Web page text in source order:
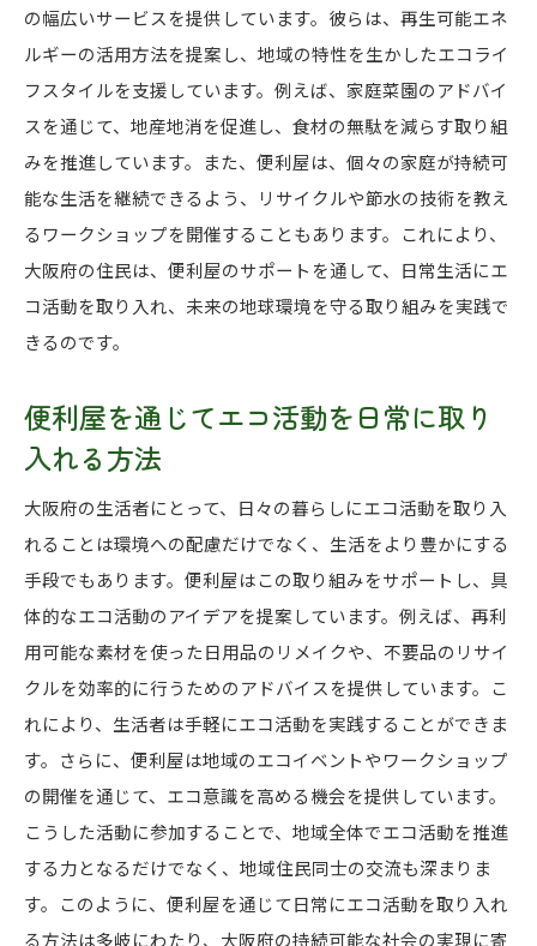
の幅広いサービスを提供しています。彼らは、再生可能エネ
ルギーの活用方法を提案し、地域の特性を生かしたエコライ
フスタイルを支援しています。例えば、家庭菜園のアドバイ
スを通じて、地産地消を促進し、食材の無駄を減らす取り組
みを推進しています。また、便利屋は、個々の家庭が持続可
能な生活を継続できるよう、リサイクルや節水の技術を教え
るワークショップを開催することもあります。これにより、
大阪府の住民は、便利屋のサポートを通して、日常生活にエ
コ活動を取り入れ、未来の地球環境を守る取り組みを実践で
きるのです。
便利屋を通じてエコ活動を日常に取り
入れる方法
大阪府の生活者にとって、日々の暮らしにエコ活動を取り入
れることは環境への配慮だけでなく、生活をより豊かにする
手段でもあります。便利屋はこの取り組みをサポートし、具
体的なエコ活動のアイデアを提案しています。例えば、再利
用可能な素材を使った日用品のリメイクや、不要品のリサイ
クルを効率的に行うためのアドバイスを提供しています。こ
れにより、生活者は手軽にエコ活動を実践することができま
す。さらに、便利屋は地域のエコイベントやワークショップ
の開催を通じて、エコ意識を高める機会を提供しています。
こうした活動に参加することで、地域全体でエコ活動を推進
する力となるだけでなく、地域住民同士の交流も深まりま
す。このように、便利屋を通じて日常にエコ活動を取り入れ
る方法は多岐にわたり、大阪府の持続可能な社会の実現に寄